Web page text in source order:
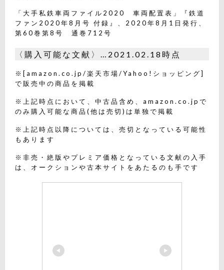
「大手私鉄車両ファイル2020 車両配置表」『鉄道
ファン2020年8月号 付録』、2020年8月1日発行、
第60巻第8号 通巻712号
〈購入可能な文献〉…2021.02.18時点
※[amazon.co.jp/楽天市場/Yahoo!ショッピング]
で販売中の商品を掲載
※上記時点において、中古品含め、amazon.co.jpで
のみ購入可能な商品(他は売切)は単独で掲載
※上記時点以降については、売切となっている可能性
もあります
※非売・絶版やプレミア価格となっている文献の入手
は、オークションや古本サイトをあたるのも手です